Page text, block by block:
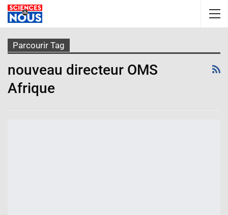
Parcourir Tag
nouveau directeur OMS
Afrique